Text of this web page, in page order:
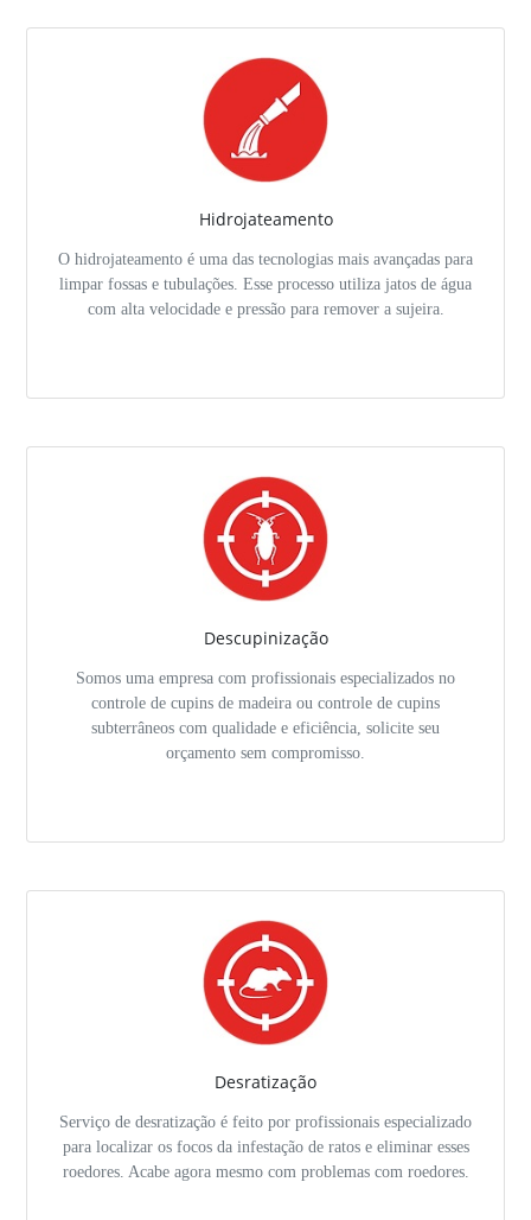
Hidrojateamento
O hidrojateamento é uma das tecnologias mais avançadas para
limpar fossas e tubulações. Esse processo utiliza jatos de água
com alta velocidade e pressão para remover a sujeira.
Descupinização
Somos uma empresa com profissionais especializados no
controle de cupins de madeira ou controle de cupins
subterrâneos com qualidade e eficiência, solicite seu
orçamento sem compromisso.
Desratização
Serviço de desratização é feito por profissionais especializado
para localizar os focos da infestação de ratos e eliminar esses
roedores. Acabe agora mesmo com problemas com roedores.